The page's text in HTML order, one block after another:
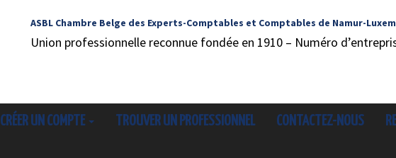
ASBL Chambre Belge des Experts-Comptables et Comptables de Namur-
Union professionnelle reconnue fondée en 1910 – Numéro
CRÉER UN COMPTE TROUVER UN PROFESSIONNEL CONTACTEZ-NOUS